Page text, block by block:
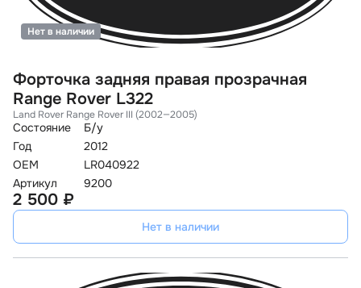
Форточка задняя правая прозрачная
Range Rover L322
Land Rover Range Rover III (2002—2005)
Состояние
Б/у
Год
2012
OEM
LR040922
Артикул
9200
Нет в наличии
2 500 ₽
Нет в наличии